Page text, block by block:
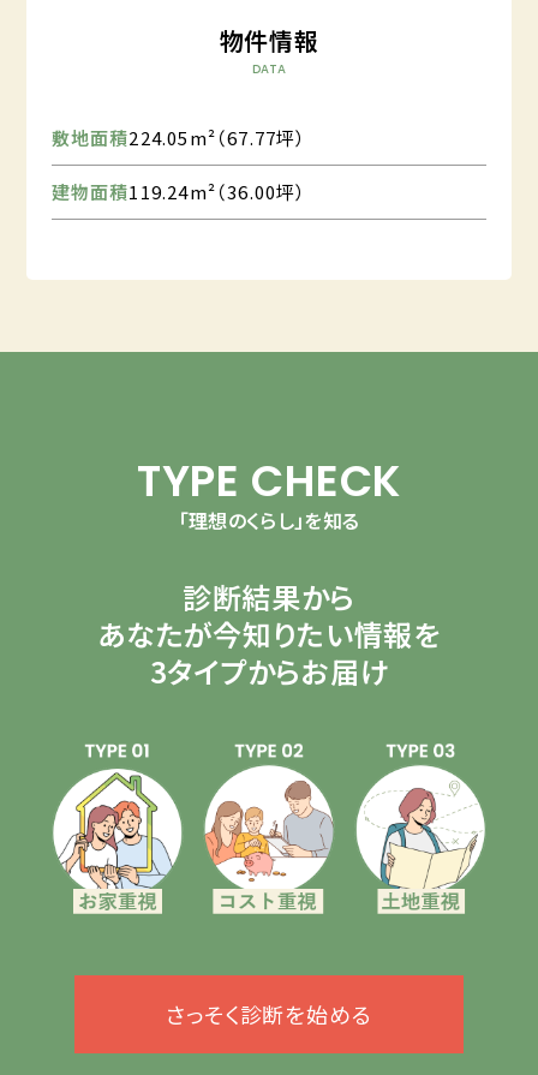
物件情報
DATA
敷地面積224.05m²（67.77坪）
建物面積119.24m²（36.00坪）
TYPE CHECK
「理想のくらし」を知る
診断結果から
あなたが今知りたい情報を
3タイプからお届け
さっそく診断を始める